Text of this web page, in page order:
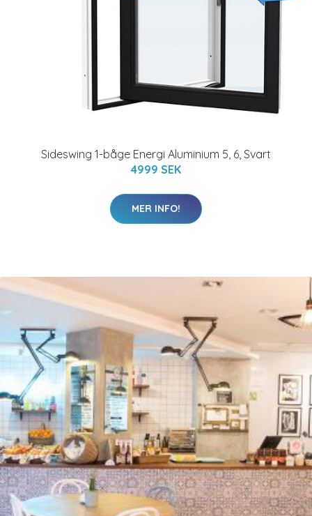
Sideswing 1-båge Energi Aluminium 5, 6, Svart
4999 SEK
MER INFO!